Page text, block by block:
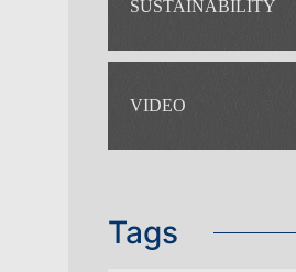
SUSTAINABILITY
VIDEO
Tags